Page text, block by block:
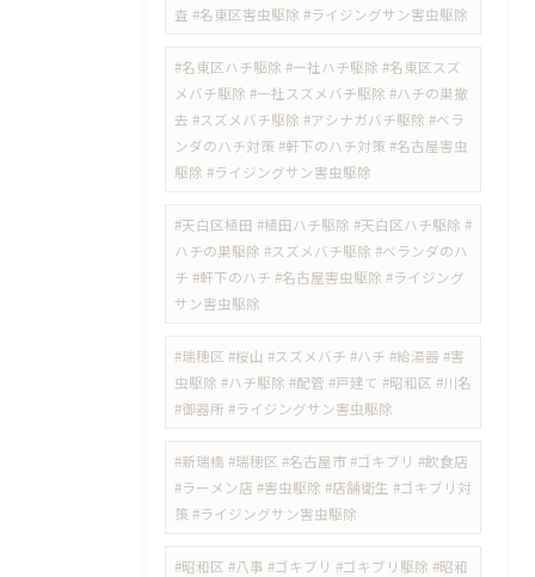
査 #名東区害虫駆除 #ライジングサン害虫駆除
#名東区ハチ駆除 #一社ハチ駆除 #名東区スズ
メバチ駆除 #一社スズメバチ駆除 #ハチの巣撤
去 #スズメバチ駆除 #アシナガバチ駆除 #ベラ
ンダのハチ対策 #軒下のハチ対策 #名古屋害虫
駆除 #ライジングサン害虫駆除
#天白区植田 #植田ハチ駆除 #天白区ハチ駆除 #
ハチの巣駆除 #スズメバチ駆除 #ベランダのハ
チ #軒下のハチ #名古屋害虫駆除 #ライジング
サン害虫駆除
#瑞穂区 #桜山 #スズメバチ #ハチ #給湯器 #害
虫駆除 #ハチ駆除 #配管 #戸建て #昭和区 #川名
#御器所 #ライジングサン害虫駆除
#新瑞橋 #瑞穂区 #名古屋市 #ゴキブリ #飲食店
#ラーメン店 #害虫駆除 #店舗衛生 #ゴキブリ対
策 #ライジングサン害虫駆除
#昭和区 #八事 #ゴキブリ #ゴキブリ駆除 #昭和